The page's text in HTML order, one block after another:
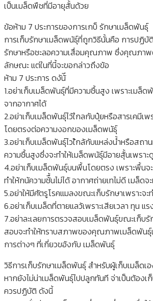
เป็นเมล็ดพืชที่มีอายุสั้นด้วย
ข้อห้าม 7 ประการของการเกบ็ รักษาเมล็ดพันธุ์
การเก็บรักษาเมล็ดพนัธุ์ที่ถูกวิธีนั้นคือ การปฏิ
รักษาหรือชะลอความเสื่อมคุณภาพ ซึ่งคุณภาพ
ลักษณะ แต่ในที่นี้จะขอกล่าวถึงข้อ
ห้าม 7 ประการ ดงัน้ี
1.อย่าเก็บเมล็ดพันธุ์ที่มีความชื้นสูง เพราะเมล็
จากอากาศได้
2.อย่าเก็บเมล็ดพันธุ์ไวัใกลกับปุ๋ยหรือสารเคมีเพ
โดยตรงต่อความงอกของเมล็ดพนัธุ์
3.อย่าเก็บเมล็ดพันธุ์ไวใ้กล้กับแหล่งน้ำหรือสถาน
ความชื้นสูงซึ่งจะทำให้เมล็ดพนัธุ์มีอายสุั้นเพรา
4.อย่าเก็บเมล็ดพันธุ์บนพื้นโดยตรง เพราะพื้นจ
ทำให้กนัความช้ื้นไม่ได้ อากาศถ่ายเทไม่ดี เมล็ดจะ
5.อย่าให้มีศัตรูโรคแมลงขณะเก็บรักษาเพราะจ
6.อย่าเก็บเมล็ดที่ตายแลว้เพราะเสียเวลา ทุน แ
7.อย่าละเลยการตรวจสอบเมล็ดพันธุ์ขณะเก็บรั
สอบจะทำให้ทราบสภาพของคุณภาพเมล็ดพัน
การต่างๆ ที่เกี่ยวขอ้งกับ เมล็ดพันธุ์
วิธีการเก็บรักษาเมล็ดพันธุ์ สำหรับผู้เก็บเมล็ดเ
หากยังไม่น่าเมล็ดพันธุ์ไปปลูกทันที จ่าเป็นต้องเ
ควรปฏิบัติ ดังนี้